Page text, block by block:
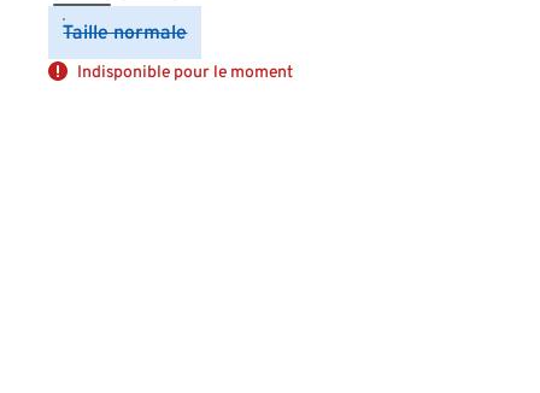
Taille normale
Indisponible pour le moment